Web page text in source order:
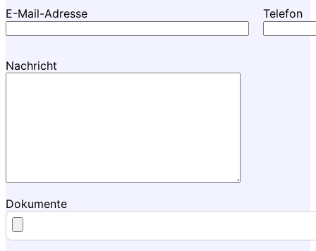
E-Mail-Adresse Telefon
Nachricht
Dokumente